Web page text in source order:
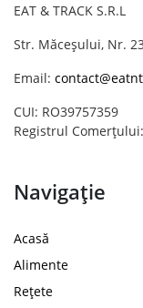
EAT & TRACK S.R.L
Str. Măceșului, Nr.
Email:
CUI: RO39757359
Registrul
Navigație
Acasă
Alimente
Rețete